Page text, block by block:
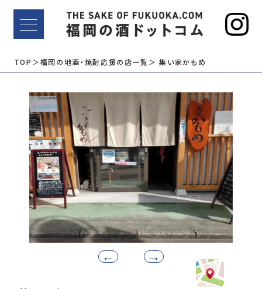
TOP ＞福岡の地酒・焼酎応援の店一覧 ＞ 集い家かもめ